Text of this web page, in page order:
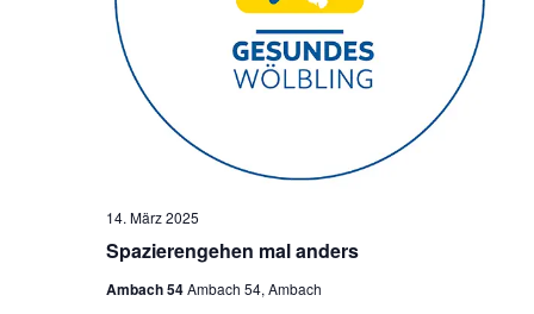
Spazierengehen mal anders
14. März 2025
Ambach 54Ambach 54, Ambach